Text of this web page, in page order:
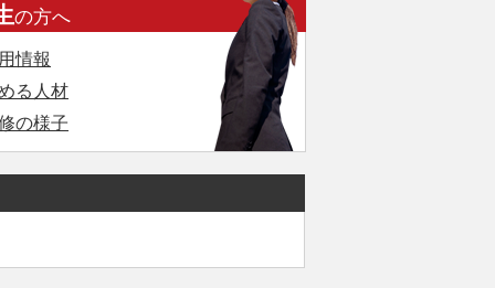
の方へ
情報
る人材
の様子